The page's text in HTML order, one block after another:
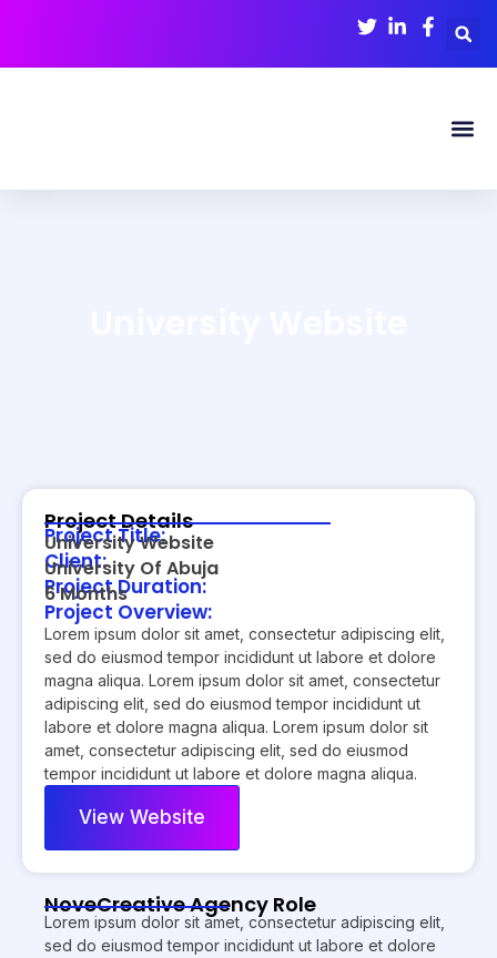
Project Details
Project Title:
University Website
Client:
University Of Abuja
Project Duration:
6 Months
Project Overview:
Lorem ipsum dolor sit amet, consectetur adipiscing elit,
sed do eiusmod tempor incididunt ut labore et dolore
magna aliqua. Lorem ipsum dolor sit amet, consectetur
adipiscing elit, sed do eiusmod tempor incididunt ut
labore et dolore magna aliqua. Lorem ipsum dolor sit
amet, consectetur adipiscing elit, sed do eiusmod
tempor incididunt ut labore et dolore magna aliqua.
View Website
NoveCreative Agency Role
Lorem ipsum dolor sit amet, consectetur adipiscing elit,
sed do eiusmod tempor incididunt ut labore et dolore